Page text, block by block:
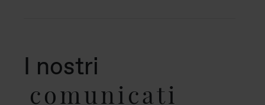
I nostri
comunicati